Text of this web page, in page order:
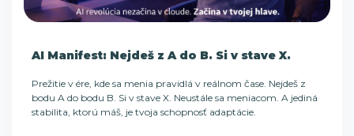
AI Manifest: Nejdeš z A do B. Si v stave X.
Prežitie v ére, kde sa menia pravidlá v reálnom čase. Nejdeš z
bodu A do bodu B. Si v stave X. Neustále sa meniacom. A jediná
stabilita, ktorú máš, je tvoja schopnosť adaptácie.